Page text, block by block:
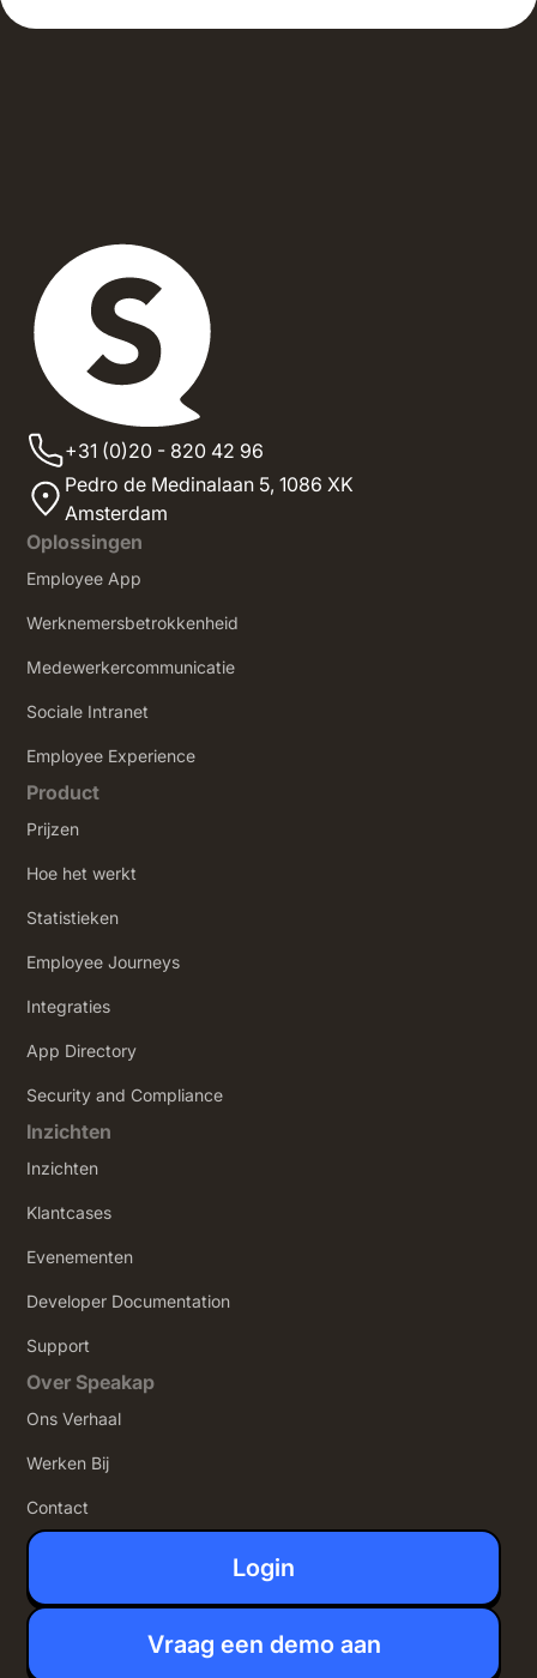
+31 (0)20 - 820 42 96
Pedro de Medinalaan 5,1086 XK
Amsterdam
Oplossingen
Employee App
Werknemersbetrokkenheid
Medewerkercommunicatie
Sociale Intranet
‍Employee Experience
Product
Prijzen
Hoe het werkt
Statistieken
Employee Journeys
Integraties
App Directory
Security and Compliance
Inzichten
Inzichten
Klantcases
Evenementen
Developer Documentation
Support
Over Speakap
Ons Verhaal
Werken Bij
Contact
Login
Vraag een demo aan